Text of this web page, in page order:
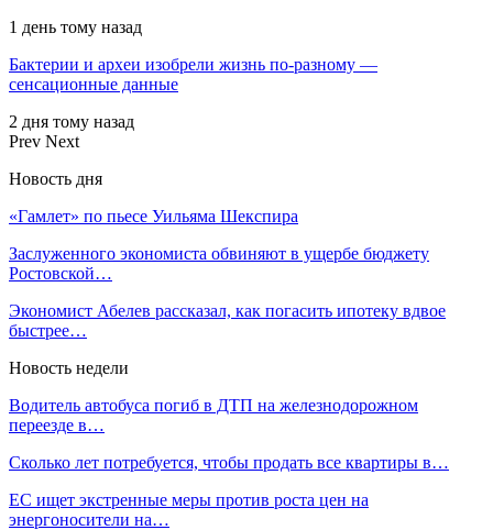
1 день тому назад
Бактерии и археи изобрели жизнь по-разному —
сенсационные данные
2 дня тому назад
Prev Next
Новость дня
«Гамлет» по пьесе Уильяма Шекспира
Заслуженного экономиста обвиняют в ущербе бюджету
Ростовской…
Экономист Абелев рассказал, как погасить ипотеку вдвое
быстрее…
Новость недели
Водитель автобуса погиб в ДТП на железнодорожном
переезде в…
Сколько лет потребуется, чтобы продать все квартиры в…
ЕС ищет экстренные меры против роста цен на
энергоносители на…